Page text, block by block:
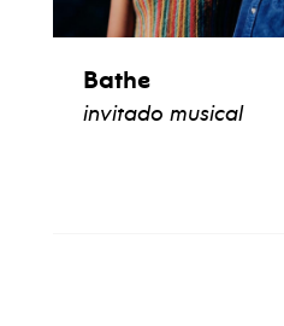
Bathe
invitado musical